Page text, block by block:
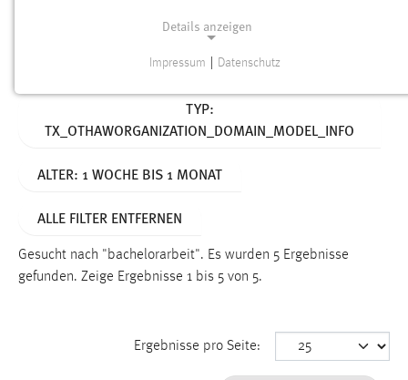
TYP:
TX_OTHAWORGANIZATION_DOMAIN_MODEL_INFO
ALTER: 1 WOCHE BIS 1 MONAT
ALLE FILTER ENTFERNEN
Gesucht nach "bachelorarbeit". Es wurden 5 Ergebnisse
gefunden. Zeige Ergebnisse 1 bis 5 von 5.
Ergebnisse pro Seite:
Details anzeigen
Notwendige Cookies ermöglichen grundlegende
Funktionen und sind für die einwandfreie Funktion der
cookie_consent
Zweck:
Cookie Laufzeit:
Impressum Datenschutz